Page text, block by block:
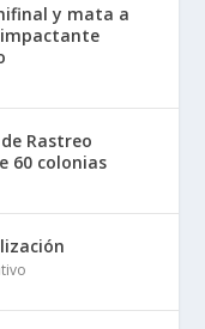
y mata a
Rastreo
60 colonias